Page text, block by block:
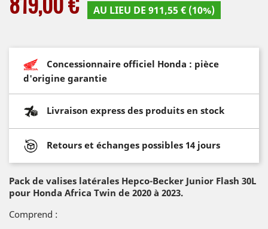
AU LIEU DE 911,55 € (10%)
Concessionnaire officiel Honda : pièce
d'origine garantie
Livraison express des produits en stock
Retours et échanges possibles 14 jours
Pack de valises latérales Hepco-Becker Junior Flash 30L
pour Honda Africa Twin de 2020 à 2023.
Comprend :